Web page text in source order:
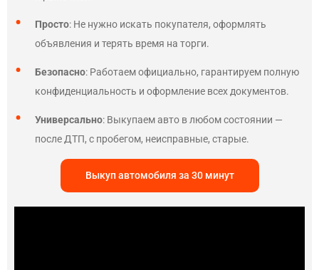
Просто: Не нужно искать покупателя, оформлять
объявления и терять время на торги.
Безопасно: Работаем официально, гарантируем полную
конфиденциальность и оформление всех документов.
Универсально: Выкупаем авто в любом состоянии —
после ДТП, с пробегом, неисправные, старые.
Выкуп автомобиля за 30 минут